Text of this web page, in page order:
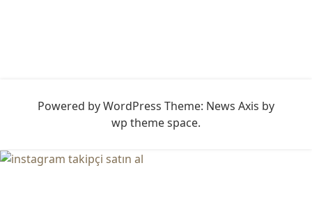
Powered by WordPress Theme: News Axis by
wp theme space.